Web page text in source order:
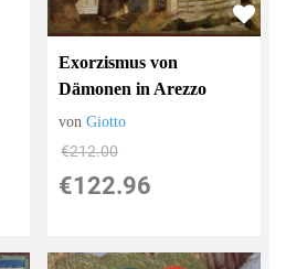
Exorzismus von
Dämonen in Arezzo
vonGiotto
€212.00
€122.96